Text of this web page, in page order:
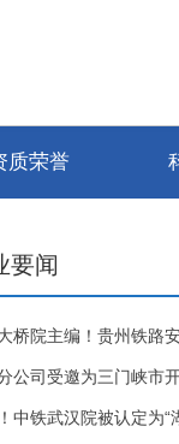
质荣誉
要闻
桥院主编！贵州铁路
中铁武汉院被认定为“